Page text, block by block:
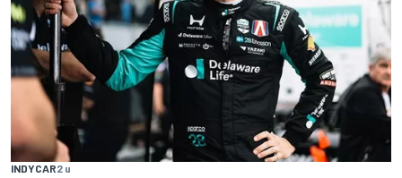
INDYCAR2 u